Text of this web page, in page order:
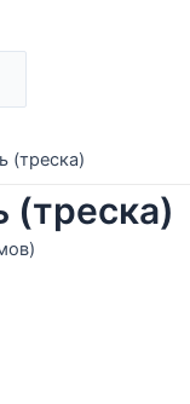
(треска)
(треска)